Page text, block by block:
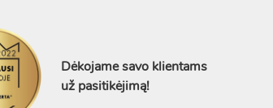
Dėkojame savo klientams
už pasitikėjimą!